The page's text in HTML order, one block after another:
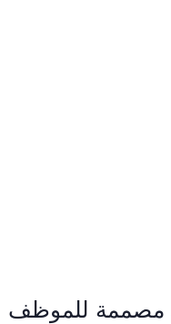
مصممة للموظف